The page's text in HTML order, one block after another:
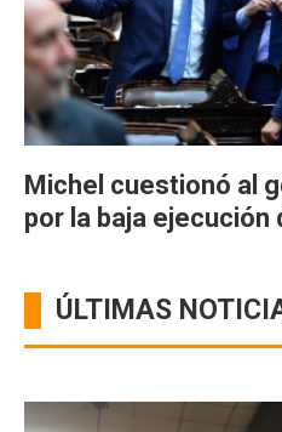
Michel cuestionó al
por la baja ejecución
ÚLTIMAS